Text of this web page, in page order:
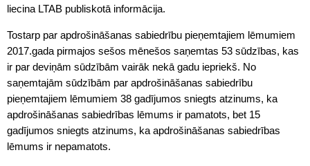
liecina LTAB publiskotā informācija.
Tostarp par apdrošināšanas sabiedrību pieņemtajiem lēmumiem
2017.gada pirmajos sešos mēnešos saņemtas 53 sūdzības, kas
ir par deviņām sūdzībām vairāk nekā gadu iepriekš. No
saņemtajām sūdzībām par apdrošināšanas sabiedrību
pieņemtajiem lēmumiem 38 gadījumos sniegts atzinums, ka
apdrošināšanas sabiedrības lēmums ir pamatots, bet 15
gadījumos sniegts atzinums, ka apdrošināšanas sabiedrības
lēmums ir nepamatots.